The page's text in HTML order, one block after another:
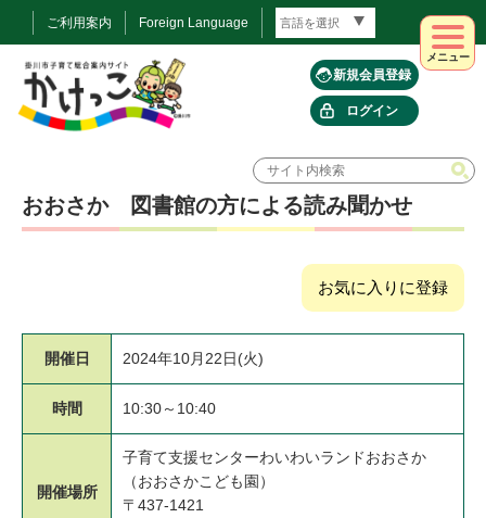
ご利用案内 Foreign Language
新規会員登録
ログイン
メニュー
おおさか 図書館の方による読み聞かせ
お気に入りに登録
開催日 2024年10月22日(火)
時間 10:30～10:40
開催場所
子育て支援センターわいわいランドおおさか
（おおさかこども園）
〒437-1421